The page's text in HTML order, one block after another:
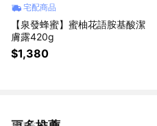
宅配商品
【泉發蜂蜜】蜜柚花語胺基酸潔
膚露420g
$1,380